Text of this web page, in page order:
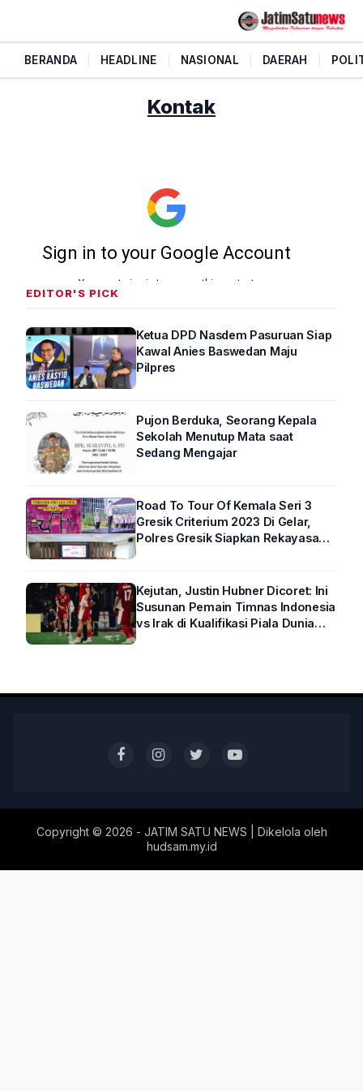
BERANDA HEADLINE NASIONAL DAERAH
Kontak
EDITOR'S PICK
Ketua DPD Nasdem Pasuruan Siap
Kawal Anies Baswedan Maju
Pilpres
Pujon Berduka, Seorang Kepala
Sekolah Menutup Mata saat
Sedang Mengajar
Road To Tour Of Kemala Seri 3
Gresik Criterium 2023 Di Gelar,
Polres Gresik Siapkan Rekayasa
Kejutan, Justin Hubner Dicoret: Ini
Susunan Pemain Timnas Indonesia
vs Irak di Kualifikasi Piala Dunia
Copyright © 2026 - JATIM SATU NEWS | Dikelola oleh
hudsam.my.id